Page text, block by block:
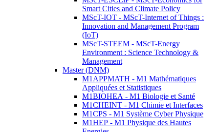
Smart Cities and Climate Policy
MScT-IOT - MScT-Internet of Things :
Innovation and Management Program
(IoT)
MScT-STEEM - MScT-Energy
Environment : Science Technology &
Management
Master (DNM)
M1APPMATH - M1 Mathématiques
Appliquées et Statistiques
M1BIOHEA - M1 Biologie et Santé
M1CHEINT - M1 Chimie et Interfaces
M1CPS - M1 Système Cyber Physique
M1HEP - M1 Physique des Hautes